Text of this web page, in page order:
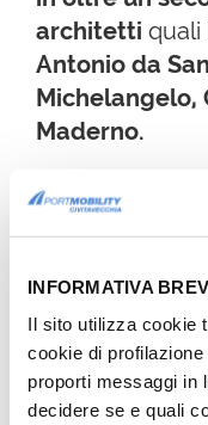
INFORMATIVA
Il sito utilizza cookie
cookie di
proporti messaggi in
decidere se e quali
architetti quali
Antonio da
Michelangelo,
Maderno.
VISITA